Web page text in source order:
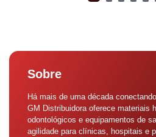
Sobre
Há mais de uma década
GM Distribuidora oferece materiais
odontológicos e equipamentos de
agilidade para clínicas, hospitais e